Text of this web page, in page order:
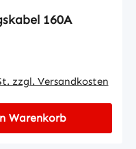
160A
zzgl. Versandkosten
Warenkorb